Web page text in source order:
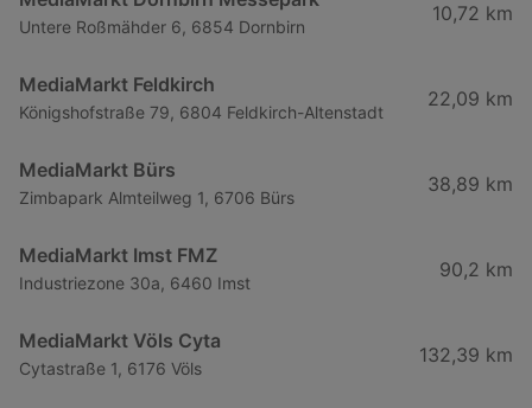
Untere Roßmähder 6, 6854 Dornbirn
10,72 km
MediaMarkt Feldkirch
Königshofstraße 79, 6804 Feldkirch-Altenstadt
22,09 km
MediaMarkt Bürs
Zimbapark Almteilweg 1, 6706 Bürs
38,89 km
MediaMarkt Imst FMZ
Industriezone 30a, 6460 Imst
90,2 km
MediaMarkt Völs Cyta
Cytastraße 1, 6176 Völs
132,39 km